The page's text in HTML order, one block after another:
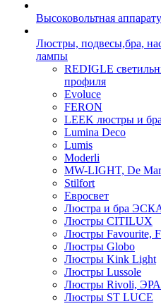
Высоковольтная
Люстры, подвесы,бра,
лампы
REDIGLE
профиля
Evoluce
FERON
LEEK люстры и бра
Lumina Deco
Lumis
Moderli
MW-LIGHT, De
Stilfort
Евросвет
Люстра и бра
Люстры CITILUX
Люстры Favourite,
Люстры Globo
Люстры Kink Light
Люстры Lussole
Люстры Rivoli, ЭРА
Люстры ST LUCE